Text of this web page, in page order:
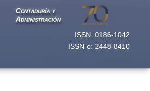
ISSN: 0186-1042
ISSN-e: 2448-8410
Contaduría y
Administración